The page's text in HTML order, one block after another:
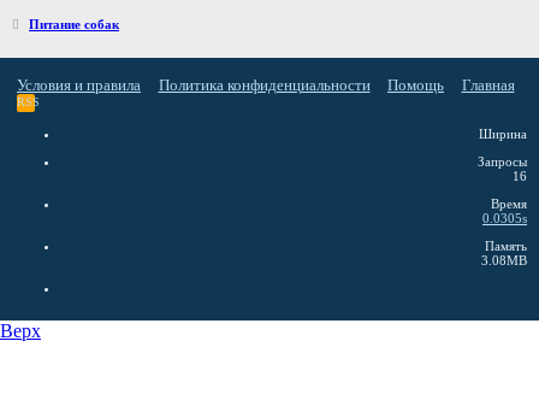
Питание собак
Условия и правила Политика конфиденциальности Помощь Главная
RSS
Ширина
Запросы
16
Время
0.0305s
Память
3.08MB
Верх